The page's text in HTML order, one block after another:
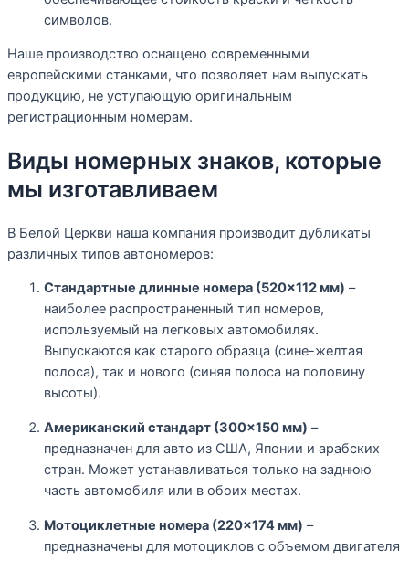
символов.
Наше производство оснащено современными
европейскими станками, что позволяет нам выпускать
продукцию, не уступающую оригинальным
регистрационным номерам.
Виды номерных знаков, которые
мы изготавливаем
В Белой Церкви наша компания производит дубликаты
различных типов автономеров:
Стандартные длинные номера (520×112 мм) –
наиболее распространенный тип номеров,
используемый на легковых автомобилях.
Выпускаются как старого образца (сине-желтая
полоса), так и нового (синяя полоса на половину
высоты).
Американский стандарт (300×150 мм) –
предназначен для авто из США, Японии и арабских
стран. Может устанавливаться только на заднюю
часть автомобиля или в обоих местах.
Мотоциклетные номера (220×174 мм) –
предназначены для мотоциклов с объемом двигателя